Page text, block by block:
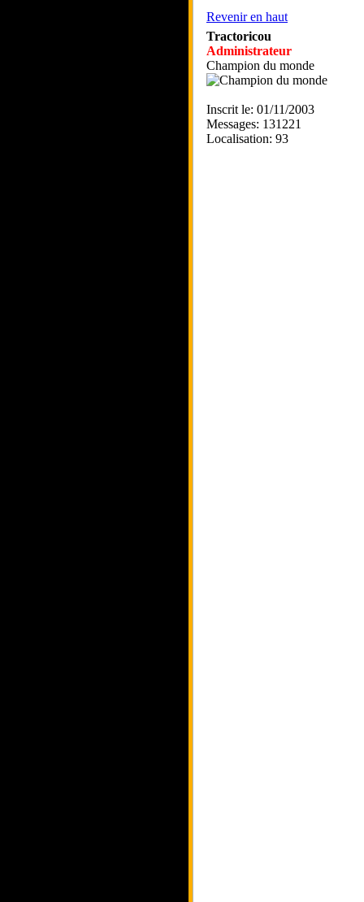
Revenir en haut
Tractoricou
Administrateur
Champion du monde
Inscrit le: 01/11/2003
Messages: 131221
Localisation: 93